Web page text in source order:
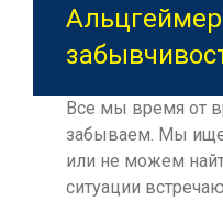
Все мы время от
забываем. Мы
или не можем
ситуации